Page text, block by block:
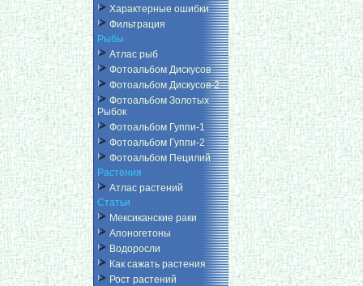
Характерные ошибки
Фильтрация
Рыбы
Атлас рыб
Фотоальбом Дискусов
Фотоальбом Дискусов-2
Фотоальбом Золотых
Рыбок
Фотоальбом Гуппи-1
Фотоальбом Гуппи-2
Фотоальбом Пецилий
Растения
Атлас растений
Статьи
Мексиканские раки
Апоногетоны
Водоросли
Как сажать растения
Рост растений